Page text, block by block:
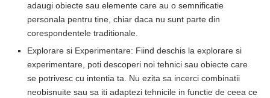
adaugi obiecte sau elemente care au o semnificatie
personala pentru tine, chiar daca nu sunt parte din
corespondentele traditionale.
Explorare si Experimentare: Fiind deschis la explorare si
experimentare, poti descoperi noi tehnici sau obiecte care
se potrivesc cu intentia ta. Nu ezita sa incerci combinatii
neobisnuite sau sa iti adaptezi tehnicile in functie de ceea ce